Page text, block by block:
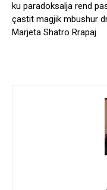
ku paradoksalja rend
çastit magjik mbushur
Marjeta Shatro Rrapaj